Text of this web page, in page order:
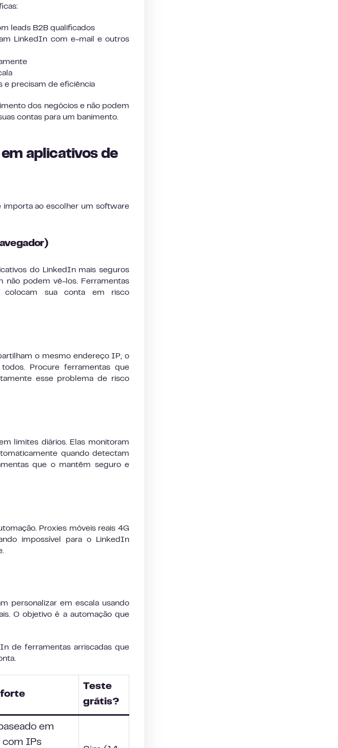
leads B2B qualificados
LinkedIn com e-mail e outros
e precisam de eficiência
dos negócios e não podem
contas para um banimento.
aplicativos de
importa ao escolher um software
do LinkedIn mais seguros
não podem vê-los. Ferramentas
colocam sua conta em risco
o mesmo endereço IP, o
Procure ferramentas que
esse problema de risco
limites diários. Elas monitoram
quando detectam
que o mantêm seguro e
Proxies móveis reais 4G
impossível para o LinkedIn
personalizar em escala usando
O objetivo é a automação que
de ferramentas arriscadas que
forte
Teste
grátis?
em
com IPs